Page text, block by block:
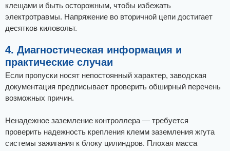
клещами и быть осторожным, чтобы избежать
электротравмы. Напряжение во вторичной цепи достигает
десятков киловольт.
4. Диагностическая информация и
практические случаи
Если пропуски носят непостоянный характер, заводская
документация предписывает проверить обширный перечень
возможных причин.
Ненадежное заземление контроллера — требуется
проверить надежность крепления клемм заземления жгута
системы зажигания к блоку цилиндров. Плохая масса